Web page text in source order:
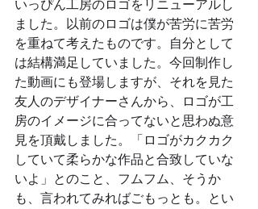
いっぴん工房のロゴをリニューアルし
ました。以前のロゴは僕が苦労に苦労
を重ねて考えたものです。自分として
は結構満足していました。今回制作し
た動画にも登場しますが、それを見た
友人のデザイナーさんから、ロゴが工
房のイメージに合ってないと思わぬ意
見を頂戴しました。「ロゴがカクカク
していて柔らかな作品と合致していな
いよ」とのこと、フムフム、そうか
も、言われてみればごもっとも。とい